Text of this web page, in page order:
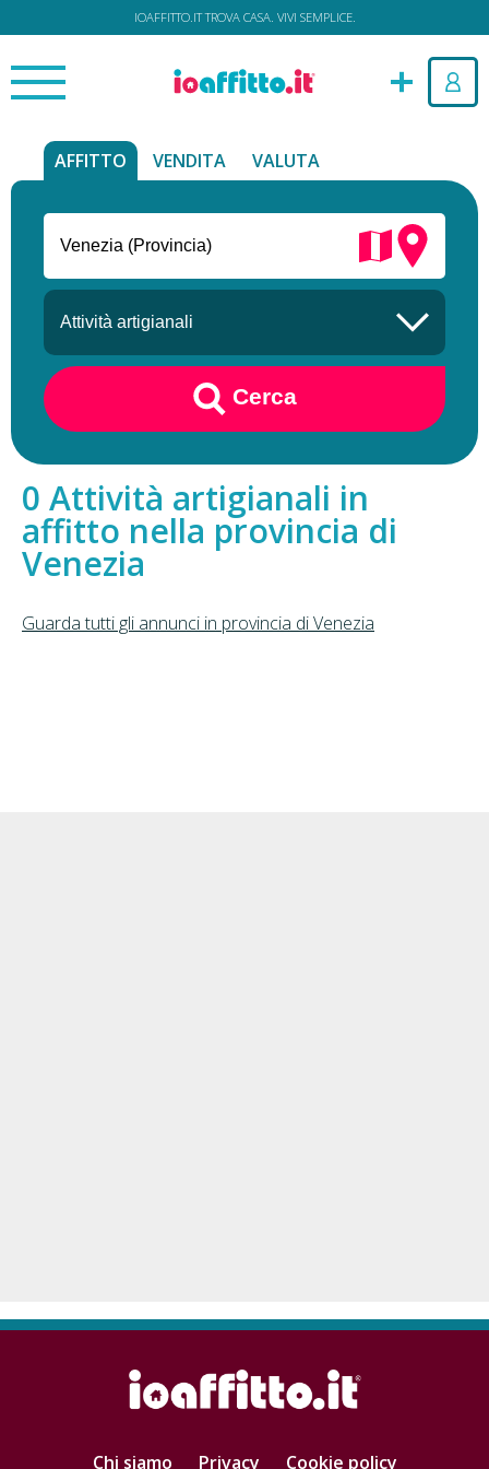
IOAFFITTO.IT TROVA CASA. VIVI SEMPLICE.
AFFITTO VENDITA VALUTA
Cerca
Attività artigianali in
affitto nella provincia di
Venezia
Guarda tutti gli annunci in provincia di Venezia
Chi siamo Privacy Cookie policy